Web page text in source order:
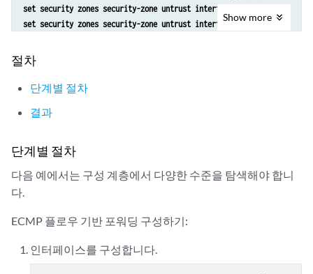
set security zones security-zone untrust interfaces ge-0/0/4
set security zones security-zone untrust interfaces ge-0/0/6
set security address-book global address FTP-servers 172.16.1.0/24
set security policies from-zone trust to-zone untrust policy permit-
set security policies from-zone trust to-zone untrust policy permit-
set security policies from-zone trust to-zone untrust policy permit-
set policy-options policy-statement load-balancing-policy then load-
Show more
절차
단계별 절차
결과
단계별 절차
다음 예에서는 구성 계층에서 다양한 수준을 탐색해야 합니
다.
ECMP 플로우 기반 포워딩 구성하기:
인터페이스를 구성합니다.